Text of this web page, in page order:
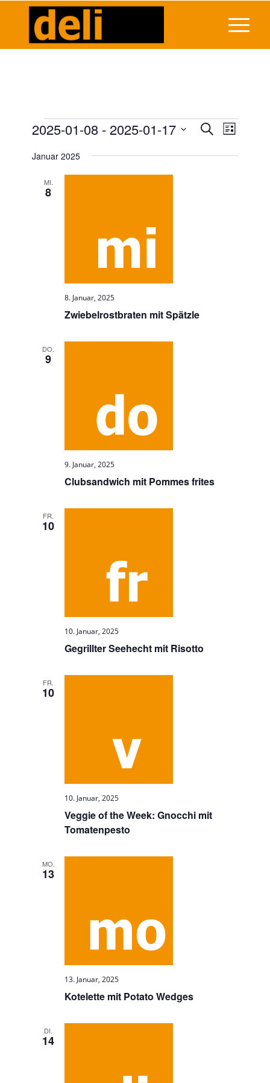
Veranstaltungen SucheListe
2025-01-08 - 2025-01-17
wählen.
Januar 2025
MI.
8
Zwiebelrostbraten mit Spätzle
8. Januar, 2025
DO.
9
Clubsandwich mit Pommes frites
9. Januar, 2025
FR.
10
Gegrillter Seehecht mit Risotto
10. Januar, 2025
FR.
10
Veggie of the Week: Gnocchi mit
Tomatenpesto
10. Januar, 2025
MO.
13
Kotelette mit Potato Wedges
13. Januar, 2025
DI.
14